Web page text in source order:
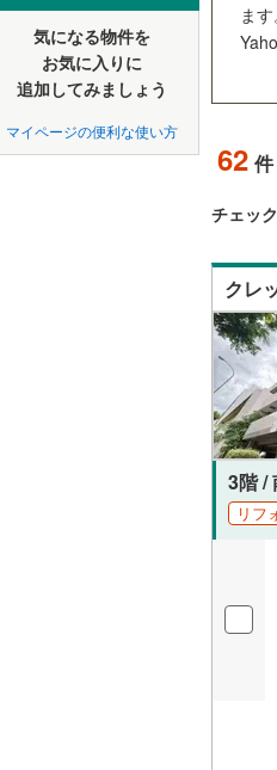
気になる物件を
お気に入りに
追加してみましょう
マイページの便利な使い方
ま
62 件
チェッ
クレ
3階 /
リフ